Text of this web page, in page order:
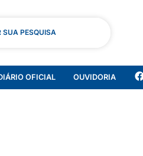
SUA PESQUISA
OFICIAL OUVIDORIA